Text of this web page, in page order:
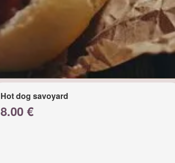
Hot dog savoyard
8.00 €